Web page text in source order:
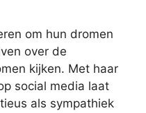
om hun dromen
over de
kijken. Met haar
social media laat
als sympathiek